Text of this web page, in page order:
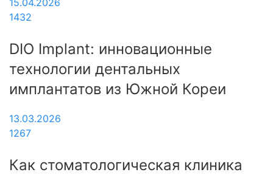
1432
DIO Implant: инновационные
технологии дентальных
имплантатов из Южной Кореи
13.03.2026
1267
Как стоматологическая клиника